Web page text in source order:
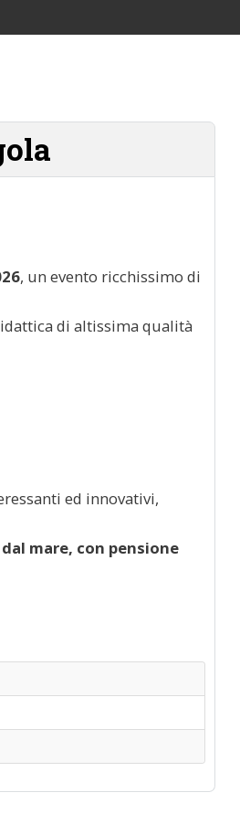
, un evento ricchissimo di
di altissima qualità
ed innovativi,
mare, con pensione